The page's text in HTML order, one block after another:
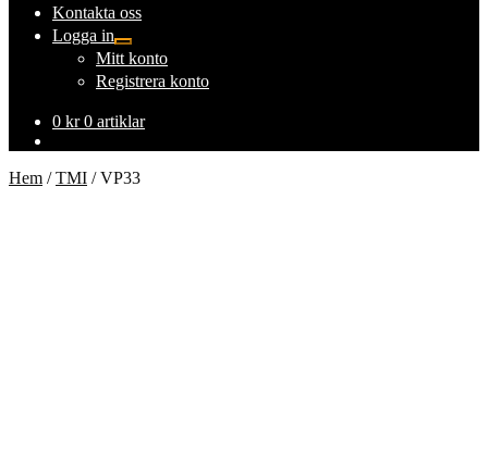
Kontakta oss
Logga in
Expandera
undermeny
Mitt konto
Registrera konto
0 kr 0 artiklar
Hem /TMI /VP33